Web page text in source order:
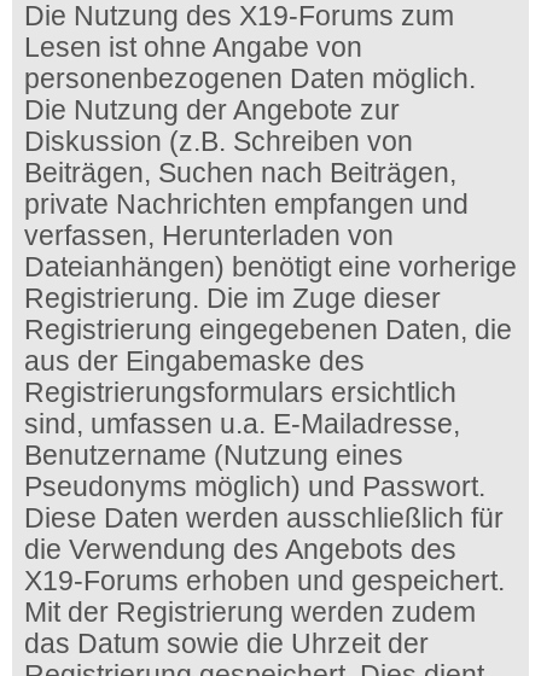
Die Nutzung des X19-Forums zum
Lesen ist ohne Angabe von
personenbezogenen Daten möglich.
Die Nutzung der Angebote zur
Diskussion (z.B. Schreiben von
Beiträgen, Suchen nach Beiträgen,
private Nachrichten empfangen und
verfassen, Herunterladen von
Dateianhängen) benötigt eine vorherige
Registrierung. Die im Zuge dieser
Registrierung eingegebenen Daten, die
aus der Eingabemaske des
Registrierungsformulars ersichtlich
sind, umfassen u.a. E-Mailadresse,
Benutzername (Nutzung eines
Pseudonyms möglich) und Passwort.
Diese Daten werden ausschließlich für
die Verwendung des Angebots des
X19-Forums erhoben und gespeichert.
Mit der Registrierung werden zudem
das Datum sowie die Uhrzeit der